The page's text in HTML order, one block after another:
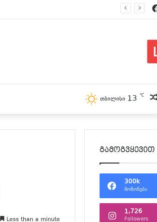
თბილისი 13 ℃
Less than a minute
გამოგვყევით
300k
მოწონება
1,726
Followers